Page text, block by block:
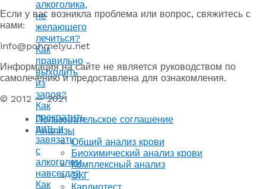
алкоголика,
не
желающего
лечиться?
Как
правильно
выходить
из
запоя?
Как
прекратить
пить и
завязать
с
алкоголем
навсегда?
Как
Если у вас возникла проблема или вопрос, свяжитесь с
нами:
info@pohmelyu.net
Информация на сайте не является руководством по
самолечению и предоставлена для ознакомления.
© 2012 — 2021
Пользовательское соглашение
Анализы
Общий анализ крови
Биохимический анализ крови
Комплексный анализ
ЭКГ